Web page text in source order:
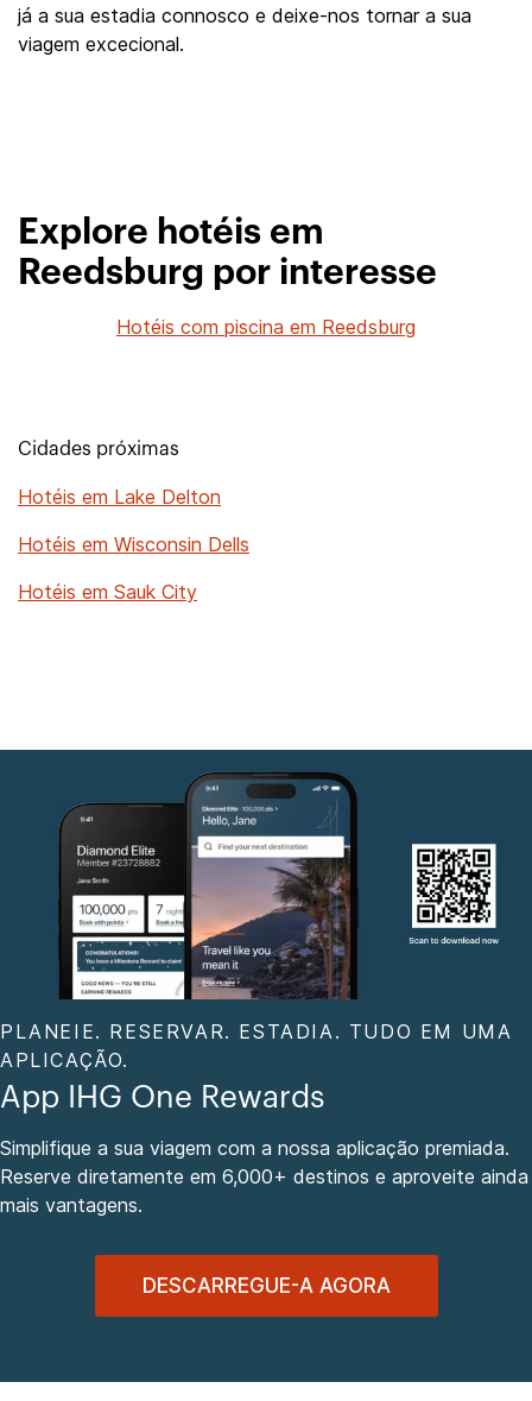
já a sua estadia connosco e deixe-nos tornar a sua
viagem excecional.
Explore hotéis em
Reedsburg por interesse
Hotéis com piscina em Reedsburg
Cidades próximas
Hotéis em Lake Delton
Hotéis em Wisconsin Dells
Hotéis em Sauk City
PLANEIE. RESERVAR. ESTADIA. TUDO EM UMA
APLICAÇÃO.
App IHG One Rewards
Simplifique a sua viagem com a nossa aplicação premiada.
Reserve diretamente em 6,000+ destinos e aproveite ainda
mais vantagens.
DESCARREGUE-A AGORA